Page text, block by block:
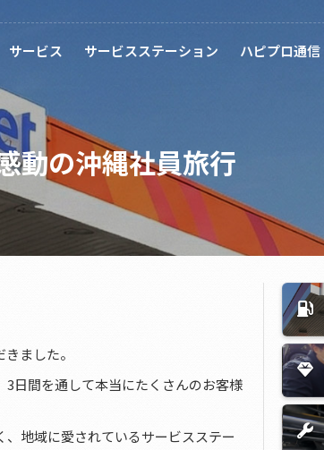
サービス サービスステーション ハピプロ通信
動の沖縄社員旅行
ました。
日間を通して本当にたくさんのお客様
、地域に愛されているサービスステー